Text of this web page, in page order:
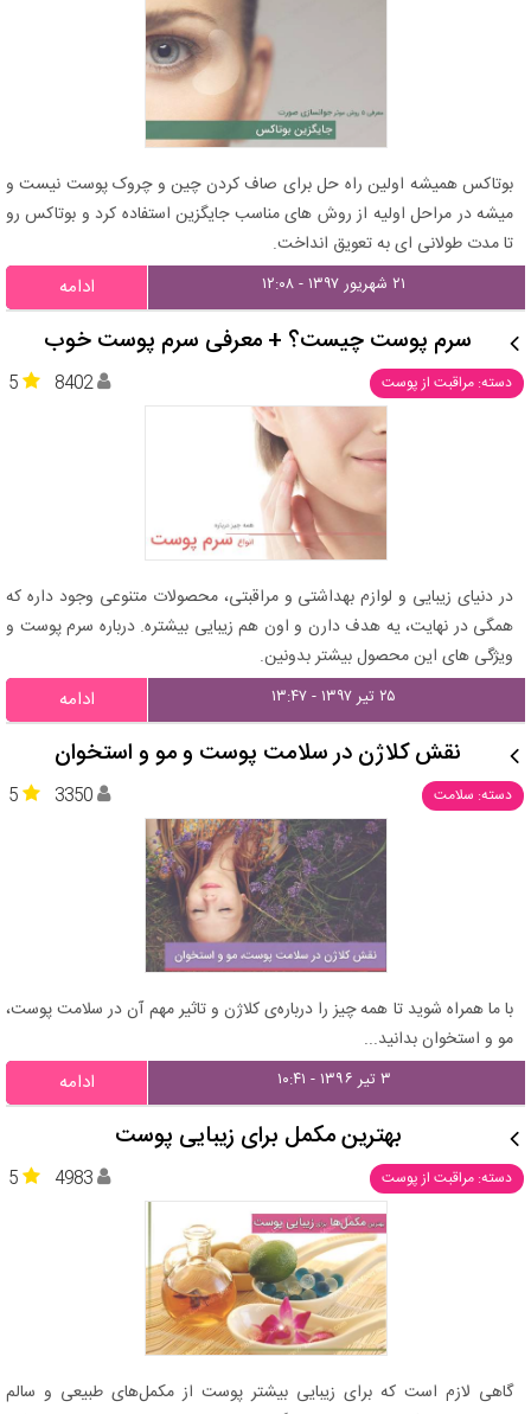
بوتاکس همیشه اولین راه حل برای صاف کردن چین و چروک پوست نیست و
میشه در مراحل اولیه از روش های مناسب جایگزین استفاده کرد و بوتاکس رو
تا مدت طولانی ای به تعویق انداخت.
۲۱ شهریور ۱۳۹۷ - ۱۲:۰۸ ادامه
سرم پوست چیست؟ + معرفی سرم پوست خوب
دسته: مراقبت از پوست 5 8402
در دنیای زیبایی و لوازم بهداشتی و مراقبتی، محصولات متنوعی وجود داره که
همگی در نهایت، یه هدف دارن و اون هم زیبایی بیشتره. درباره سرم پوست و
ویژگی های این محصول بیشتر بدونین.
۲۵ تیر ۱۳۹۷ - ۱۳:۴۷ ادامه
نقش کلاژن در سلامت پوست و مو و استخوان
دسته: سلامت 5 3350
با ما همراه شوید تا همه چیز را درباره‌ی کلاژن و تاثیر مهم آن در سلامت پوست،
مو و استخوان بدانید...
۳ تیر ۱۳۹۶ - ۱۰:۴۱ ادامه
بهترین مکمل برای زیبایی پوست
دسته: مراقبت از پوست 5 4983
گاهی لازم است که برای زیبایی بیشتر پوست از مکمل‌های طبیعی و سالم